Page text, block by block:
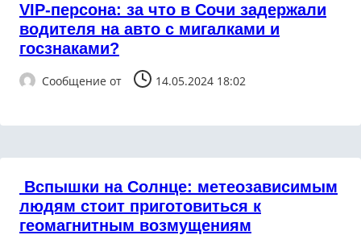
VIP-персона: за что в Сочи задержали
водителя на авто с мигалками и
госзнаками?
Сообщение от 14.05.2024 18:02
Вспышки на Солнце: метеозависимым
людям стоит приготовиться к
геомагнитным возмущениям